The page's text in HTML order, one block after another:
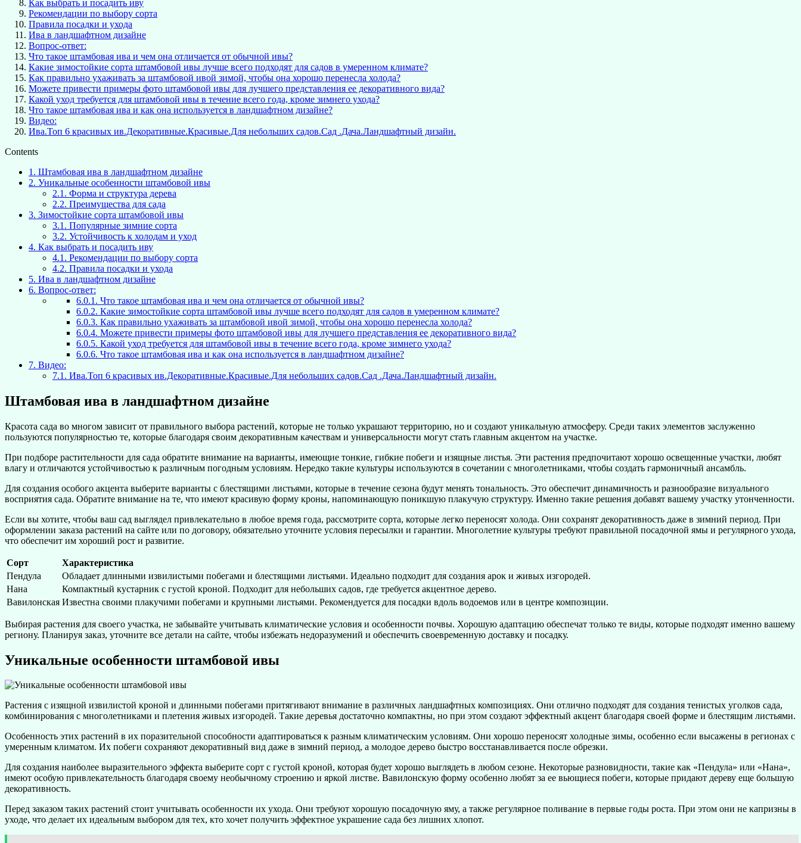
Как выбрать и посадить иву
Рекомендации по выбору сорта
Правила посадки и ухода
Ива в ландшафтном дизайне
Вопрос-ответ:
Что такое штамбовая ива и чем она отличается от обычной ивы?
Какие зимостойкие сорта штамбовой ивы лучше всего подходят для садов в умеренном климате?
Как правильно ухаживать за штамбовой ивой зимой, чтобы она хорошо перенесла холода?
Можете привести примеры фото штамбовой ивы для лучшего представления ее декоративного вида?
Какой уход требуется для штамбовой ивы в течение всего года, кроме зимнего ухода?
Что такое штамбовая ива и как она используется в ландшафтном дизайне?
Видео:
Ива.Топ 6 красивых ив.Декоративные.Красивые.Для небольших садов.Сад .Дача.Ландшафтный дизайн.
Contents
1. Штамбовая ива в ландшафтном дизайне
2. Уникальные особенности штамбовой ивы
2.1. Форма и структура дерева
2.2. Преимущества для сада
3. Зимостойкие сорта штамбовой ивы
3.1. Популярные зимние сорта
3.2. Устойчивость к холодам и уход
4. Как выбрать и посадить иву
4.1. Рекомендации по выбору сорта
4.2. Правила посадки и ухода
5. Ива в ландшафтном дизайне
6. Вопрос-ответ:
6.0.1. Что такое штамбовая ива и чем она отличается от обычной ивы?
6.0.2. Какие зимостойкие сорта штамбовой ивы лучше всего подходят для садов в умеренном климате?
6.0.3. Как правильно ухаживать за штамбовой ивой зимой, чтобы она хорошо перенесла холода?
6.0.4. Можете привести примеры фото штамбовой ивы для лучшего представления ее декоративного вида?
6.0.5. Какой уход требуется для штамбовой ивы в течение всего года, кроме зимнего ухода?
6.0.6. Что такое штамбовая ива и как она используется в ландшафтном дизайне?
7. Видео:
7.1. Ива.Топ 6 красивых ив.Декоративные.Красивые.Для небольших садов.Сад .Дача.Ландшафтный дизайн.
Штамбовая ива в ландшафтном дизайне
Красота сада во многом зависит от правильного выбора растений, которые не только украшают территорию, но и создают уникальную атмосферу. Среди таких элементов заслуженно
пользуются популярностью те, которые благодаря своим декоративным качествам и универсальности могут стать главным акцентом на участке.
При подборе растительности для сада обратите внимание на варианты, имеющие тонкие, гибкие побеги и изящные листья. Эти растения предпочитают хорошо освещенные участки, любят
влагу и отличаются устойчивостью к различным погодным условиям. Нередко такие культуры используются в сочетании с многолетниками, чтобы создать гармоничный ансамбль.
Для создания особого акцента выберите варианты с блестящими листьями, которые в течение сезона будут менять тональность. Это обеспечит динамичность и разнообразие визуального
восприятия сада. Обратите внимание на те, что имеют красивую форму кроны, напоминающую поникшую плакучую структуру. Именно такие решения добавят вашему участку утонченности.
Если вы хотите, чтобы ваш сад выглядел привлекательно в любое время года, рассмотрите сорта, которые легко переносят холода. Они сохранят декоративность даже в зимний период. При
оформлении заказа растений на сайте или по договору, обязательно уточните условия пересылки и гарантии. Многолетние культуры требуют правильной посадочной ямы и регулярного ухода,
что обеспечит им хороший рост и развитие.
Сорт
Характеристика
Пендула
Обладает длинными извилистыми побегами и блестящими листьями. Идеально подходит для создания арок и живых изгородей.
Нана
Компактный кустарник с густой кроной. Подходит для небольших садов, где требуется акцентное дерево.
Вавилонская Известна своими плакучими побегами и крупными листьями. Рекомендуется для посадки вдоль водоемов или в центре композиции.
Выбирая растения для своего участка, не забывайте учитывать климатические условия и особенности почвы. Хорошую адаптацию обеспечат только те виды, которые подходят именно вашему
региону. Планируя заказ, уточните все детали на сайте, чтобы избежать недоразумений и обеспечить своевременную доставку и посадку.
Уникальные особенности штамбовой ивы
Растения с изящной извилистой кроной и длинными побегами притягивают внимание в различных ландшафтных композициях. Они отлично подходят для создания тенистых уголков сада,
комбинирования с многолетниками и плетения живых изгородей. Такие деревья достаточно компактны, но при этом создают эффектный акцент благодаря своей форме и блестящим листьями.
Особенность этих растений в их поразительной способности адаптироваться к разным климатическим условиям. Они хорошо переносят холодные зимы, особенно если высажены в регионах с
умеренным климатом. Их побеги сохраняют декоративный вид даже в зимний период, а молодое дерево быстро восстанавливается после обрезки.
Для создания наиболее выразительного эффекта выберите сорт с густой кроной, которая будет хорошо выглядеть в любом сезоне. Некоторые разновидности, такие как «Пендула» или «Нана»,
имеют особую привлекательность благодаря своему необычному строению и яркой листве. Вавилонскую форму особенно любят за ее вьющиеся побеги, которые придают дереву еще большую
декоративность.
Перед заказом таких растений стоит учитывать особенности их ухода. Они требуют хорошую посадочную яму, а также регулярное поливание в первые годы роста. При этом они не капризны в
уходе, что делает их идеальным выбором для тех, кто хочет получить эффектное украшение сада без лишних хлопот.